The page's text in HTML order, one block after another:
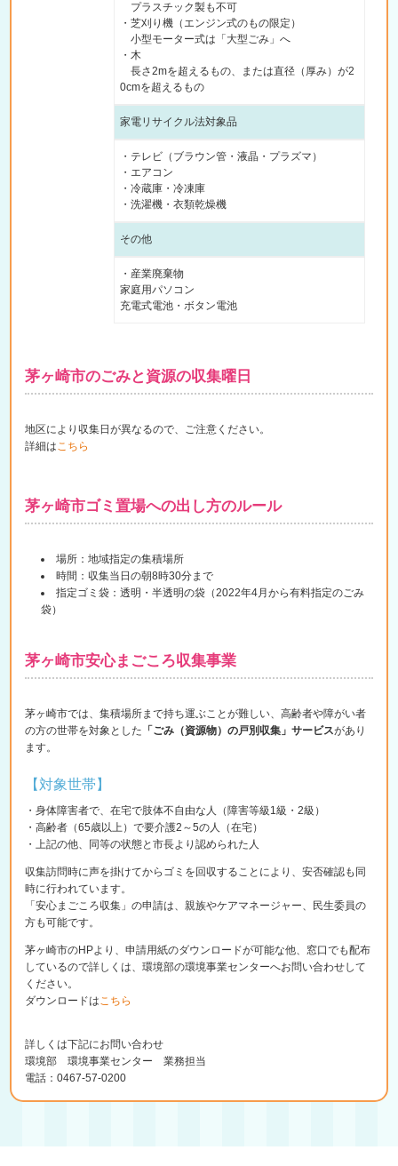
プラスチック製も不可
・芝刈り機（エンジン式のもの限定）
小型モーター式は「大型ごみ」へ
・木
長さ2mを超えるもの、または直径（厚み）が2
0cmを超えるもの
家電リサイクル法対象品
・テレビ（ブラウン管・液晶・プラズマ）
・エアコン
・冷蔵庫・冷凍庫
・洗濯機・衣類乾燥機
その他
・産業廃棄物
家庭用パソコン
充電式電池・ボタン電池
茅ヶ崎市のごみと資源の収集曜日
地区により収集日が異なるので、ご注意ください。
詳細は こちら
茅ヶ崎市ゴミ置場への出し方のルール
場所：地域指定の集積場所
時間：収集当日の朝8時30分まで
指定ゴミ袋：透明・半透明の袋（2022年4月から有料指定のごみ
袋）
茅ヶ崎市安心まごころ収集事業
茅ヶ崎市では、集積場所まで持ち運ぶことが難しい、高齢者や障がい者
の方の世帯を対象とした 「ごみ（資源物）の戸別収集」サービスがあり
ます。
【対象世帯】
・身体障害者で、在宅で肢体不自由な人（障害等級1級・2級）
・高齢者（65歳以上）で要介護2～5の人（在宅）
・上記の他、同等の状態と市長より認められた人
収集訪問時に声を掛けてからゴミを回収することにより、安否確認も同
時に行われています。
「安心まごころ収集」の申請は、親族やケアマネージャー、民生委員の
方も可能です。
茅ヶ崎市のHPより、申請用紙のダウンロードが可能な他、窓口でも配布
しているので詳しくは、環境部の環境事業センターへお問い合わせして
ください。
ダウンロードは こちら
詳しくは下記にお問い合わせ
環境部 環境事業センター 業務担当
電話：0467-57-0200